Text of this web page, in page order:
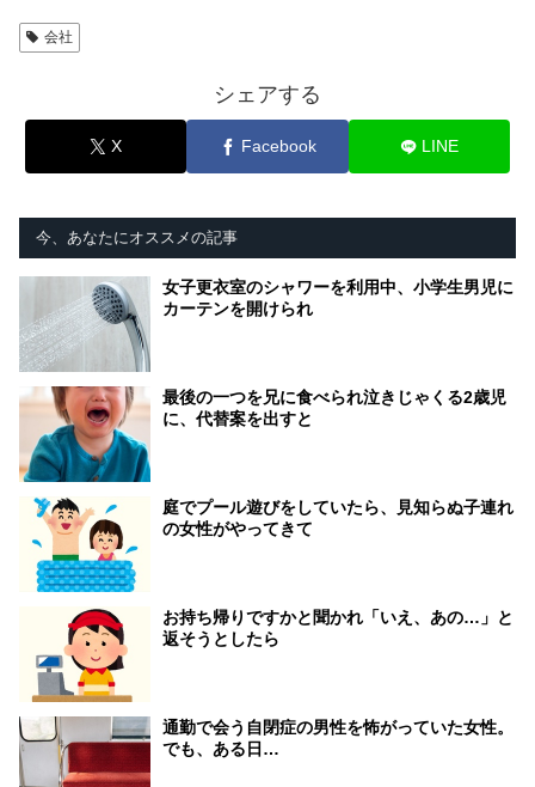
会社
シェアする
X Facebook LINE
今、あなたにオススメの記事
女子更衣室のシャワーを利用中、小学生男児に
カーテンを開けられ
最後の一つを兄に食べられ泣きじゃくる2歳児
に、代替案を出すと
庭でプール遊びをしていたら、見知らぬ子連れ
の女性がやってきて
お持ち帰りですかと聞かれ「いえ、あの…」と
返そうとしたら
通勤で会う自閉症の男性を怖がっていた女性。
でも、ある日…